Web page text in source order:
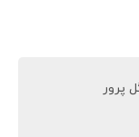
پرور